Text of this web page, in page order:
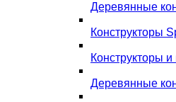
Деревянные
Конструкторы
Конструкторы
Деревянные